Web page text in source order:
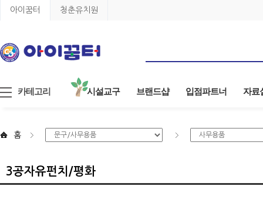
아이꿈터 청춘유치원
카테고리 시설교구 브랜드샵 입점파트너 자료
홈
3공자유펀치/평화